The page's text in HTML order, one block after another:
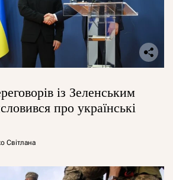
із Зеленським
про українські
Світлана